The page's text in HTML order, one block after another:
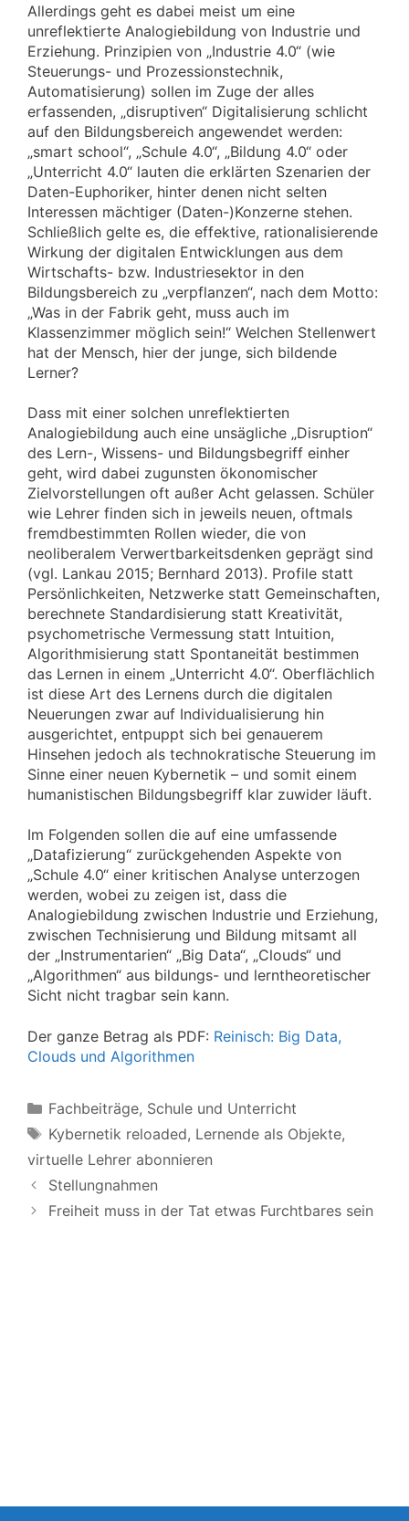
Allerdings geht es dabei meist um eine
unreflektierte Analogiebildung von Industrie und
Erziehung. Prinzipien von „Industrie 4.0“ (wie
Steuerungs- und Prozessionstechnik,
Automatisierung) sollen im Zuge der alles
erfassenden, „disruptiven“ Digitalisierung schlicht
auf den Bildungsbereich angewendet werden:
„smart school“, „Schule 4.0“, „Bildung 4.0“ oder
„Unterricht 4.0“ lauten die erklärten Szenarien der
Daten-Euphoriker, hinter denen nicht selten
Interessen mächtiger (Daten-)Konzerne stehen.
Schließlich gelte es, die effektive, rationalisierende
Wirkung der digitalen Entwicklungen aus dem
Wirtschafts- bzw. Industriesektor in den
Bildungsbereich zu „verpflanzen“, nach dem Motto:
„Was in der Fabrik geht, muss auch im
Klassenzimmer möglich sein!“ Welchen Stellenwert
hat der Mensch, hier der junge, sich bildende
Lerner?
Dass mit einer solchen unreflektierten
Analogiebildung auch eine unsägliche „Disruption“
des Lern-, Wissens- und Bildungsbegriff einher
geht, wird dabei zugunsten ökonomischer
Zielvorstellungen oft außer Acht gelassen. Schüler
wie Lehrer finden sich in jeweils neuen, oftmals
fremdbestimmten Rollen wieder, die von
neoliberalem Verwertbarkeitsdenken geprägt sind
(vgl. Lankau 2015; Bernhard 2013). Profile statt
Persönlichkeiten, Netzwerke statt Gemeinschaften,
berechnete Standardisierung statt Kreativität,
psychometrische Vermessung statt Intuition,
Algorithmisierung statt Spontaneität bestimmen
das Lernen in einem „Unterricht 4.0“. Oberflächlich
ist diese Art des Lernens durch die digitalen
Neuerungen zwar auf Individualisierung hin
ausgerichtet, entpuppt sich bei genauerem
Hinsehen jedoch als technokratische Steuerung im
Sinne einer neuen Kybernetik – und somit einem
humanistischen Bildungsbegriff klar zuwider läuft.
Im Folgenden sollen die auf eine umfassende
„Datafizierung“ zurückgehenden Aspekte von
„Schule 4.0“ einer kritischen Analyse unterzogen
werden, wobei zu zeigen ist, dass die
Analogiebildung zwischen Industrie und Erziehung,
zwischen Technisierung und Bildung mitsamt all
der „Instrumentarien“ „Big Data“, „Clouds“ und
„Algorithmen“ aus bildungs- und lerntheoretischer
Sicht nicht tragbar sein kann.
Der ganze Betrag als PDF: Reinisch: Big Data,
Clouds und Algorithmen
Kategorien
Fachbeiträge, Schule und Unterricht
Schlagwörter
Kybernetik reloaded, Lernende als Objekte,
virtuelle Lehrer abonnieren
Stellungnahmen
Freiheit muss in der Tat etwas Furchtbares sein